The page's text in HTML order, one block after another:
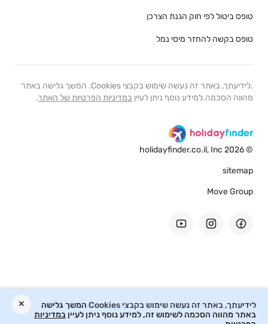
טופס ביטול לפי חוק הגנת הצרכן
טופס בקשה להחזר מיסי נמל
.לידיעתך, באתר זה נעשה שימוש בקבצי Cookies. המשך גלישה באתר
מהווה הסכמה.למידע נוסף ניתן לעיין במדיניות הפרטיות של האתר.
© 2026 holidayfinder.co.il, Inc
sitemap
Move Group
✕ לידיעתך, באתר זה נעשה שימוש בקבצי Cookies
המשך גלישה
באתר מהווה הסכמה לשימוש זה, למידע נוסף ניתן לעיין במדיניות